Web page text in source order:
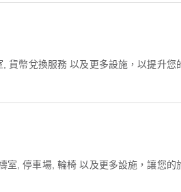
幣兌換服務 以及更多設施，以提升
, 停車場, 輪椅 以及更多設施，讓您